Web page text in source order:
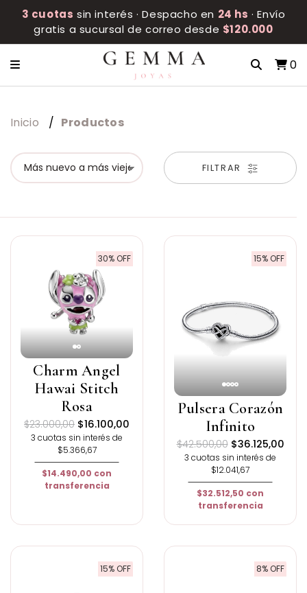
3 cuotas sin interés · Despacho en 24 hs · Envío
gratis a sucursal de correo desde $120.000
0
Inicio Productos
FILTRAR
30% OFF
Charm Angel
Hawai Stitch
Rosa
$23.000,00 $16.100,00
3 cuotas sin interés de
$5.366,67
$14.490,00 con
transferencia
15% OFF
Pulsera Corazón
Infinito
$42.500,00$36.125,00
3 cuotas sin interés de
$12.041,67
$32.512,50 con
transferencia
15% OFF 8% OFF